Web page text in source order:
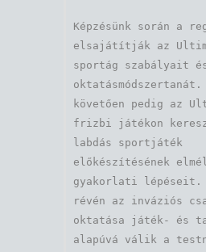
Képzésünk során a
elsajátítják az
sportág szabályait
oktatásmódszertanát.
követően pedig az
frizbi játékon
labdás sportjáték
előkészítésének
gyakorlati lépéseit.
révén az inváziós
oktatása játék- és
alapúvá válik a